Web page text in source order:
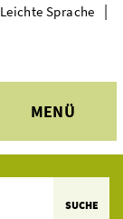
MENÜ
Leichte Sprache |
SUCHE